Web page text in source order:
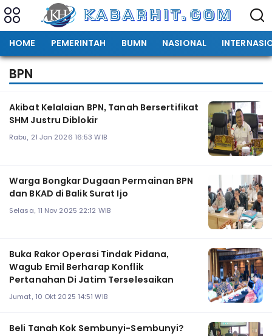
HOME PEMERINTAH BUMN NASIONAL
BPN
Akibat Kelalaian BPN, Tanah Bersertifikat
SHM Justru Diblokir
Rabu, 21 Jan 2026 16:53 WIB
Warga Bongkar Dugaan Permainan BPN
dan BKAD di Balik Surat Ijo
Selasa, 11 Nov 2025 22:12 WIB
Buka Rakor Operasi Tindak Pidana,
Wagub Emil Berharap Konflik
Pertanahan Di Jatim Terselesaikan
Jumat, 10 Okt 2025 14:51 WIB
Beli Tanah Kok Sembunyi-Sembunyi?